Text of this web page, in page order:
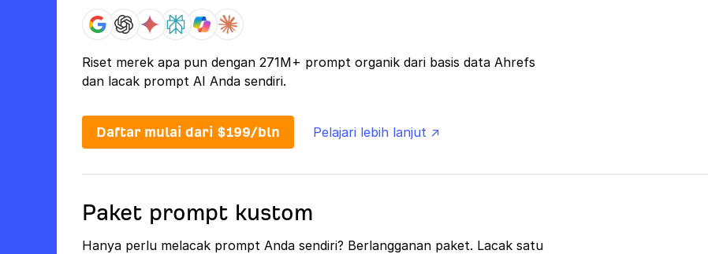
Riset merek apa pun dengan 271M+ prompt organik dari basis data Ahrefs
dan lacak prompt AI Anda sendiri.
Daftar mulai dari $199/bln Pelajari lebih lanjut ↗
Paket prompt kustom
Hanya perlu melacak prompt Anda sendiri? Berlangganan paket. Lacak satu